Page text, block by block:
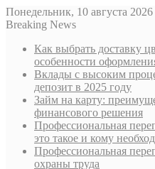
Понедельник, 10 августа 2026
Breaking News
Как выбрать доставку
особенности
Вклады с высоким
депозит в 2025 году
Займ на карту:
финансового решения
Профессиональная
это такое и кому
Профессиональная
охраны труда